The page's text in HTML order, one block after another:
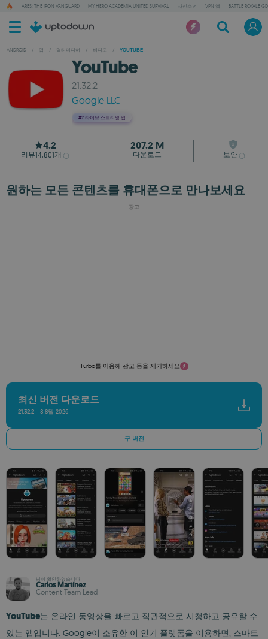
ARES: THE IRON VANGUARD MY HERO ACADEMIA UNITED SURVIVAL 사신소년 VPN 앱 BATTLE ROYALE GD
ANDROID / 앱 / 멀티미디어 / 비디오 / YOUTUBE
YouTube
21.32.2
Google LLC
#2 라이브 스트리밍 앱
4.2
리뷰14,801개
207.2 M
다운로드 보안
원하는 모든 콘텐츠를 휴대폰으로 만나보세요
광고
Turbo를 이용해 광고 등을 제거하세요
최신 버전 다운로드
21.32.2 8 8월 2026
구 버전
님이 확인하였습니다
Carlos Martínez
Content Team Lead
YouTube는 온라인 동영상을 빠르고 직관적으로 시청하고 공유할 수
있는 앱입니다. Google이 소유한 이 인기 플랫폼을 이용하면, 스마트